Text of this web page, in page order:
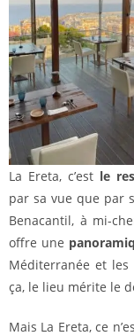
La Ereta, c’est le
par sa vue que par
Benacantil, à mi-
offre une
Méditerranée et
ça, le lieu mérite le
Mais La Ereta, ce